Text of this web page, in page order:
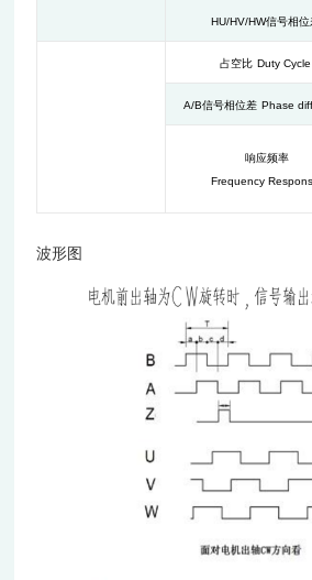
HU/HV/HW信号相位
占空比 Duty Cycle
A/B信号相位差 Phase
响应频率
Frequency
波形图